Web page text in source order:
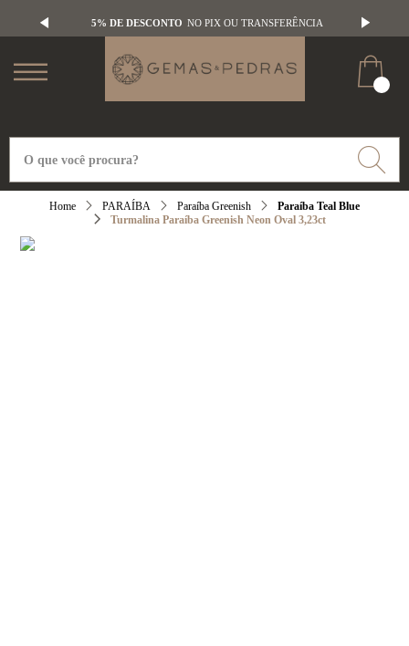
5% DE DESCONTO NO PIX OU TRANSFERÊNCIA
PARAÍBA Paraíba Greenish
Paraíba Teal Blue
Turmalina Paraíba Greenish Neon Oval 3,23ct